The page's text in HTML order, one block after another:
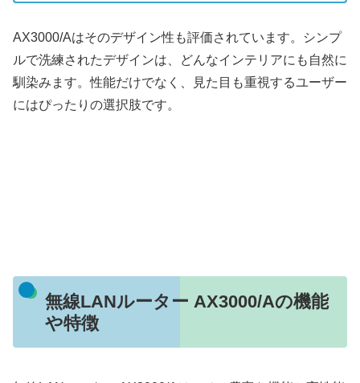
AX3000/Aはそのデザイン性も評価されています。シンプ
ルで洗練されたデザインは、どんなインテリアにも自然に
馴染みます。性能だけでなく、見た目も重視するユーザー
にはぴったりの選択肢です。
無線LANルーター AX3000/Aの機能
や特徴